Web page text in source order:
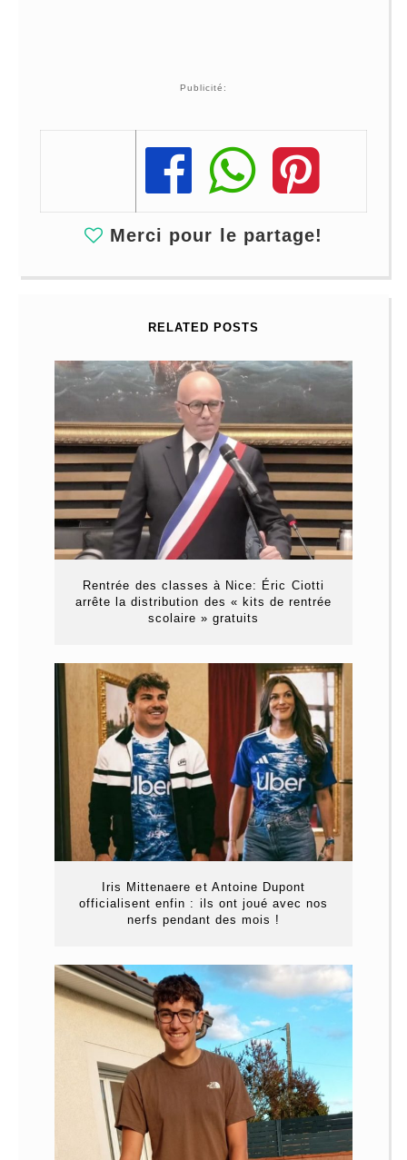
Publicité:
Share
Share
Share
Merci pour le partage!
RELATED POSTS
Rentrée des classes à Nice: Éric Ciotti
arrête la distribution des « kits de rentrée
scolaire » gratuits
Iris Mittenaere et Antoine Dupont
officialisent enfin : ils ont joué avec nos
nerfs pendant des mois !